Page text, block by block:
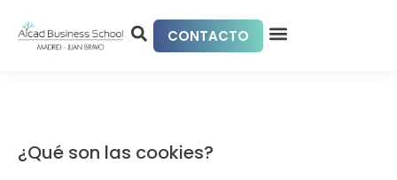
CONTACTO
¿Qué son las cookies?